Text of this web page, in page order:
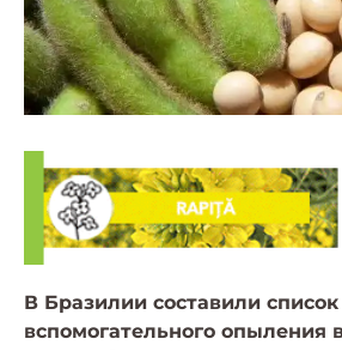
В Бразилии составили
вспомогательного опыления